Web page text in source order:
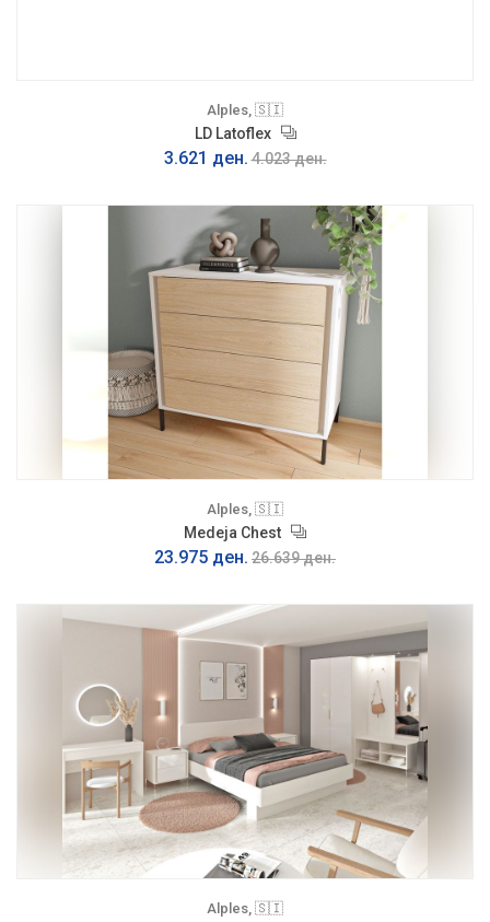
Alples, 🇸🇮
LD Latoflex
3.621 ден. 4.023 ден.
Alples, 🇸🇮
Medeja Chest
23.975 ден. 26.639 ден.
Alples, 🇸🇮